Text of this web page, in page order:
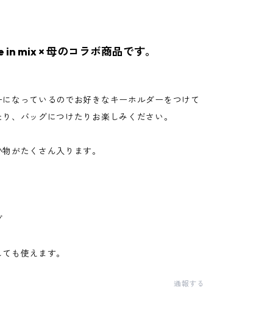
mix × 母のコラボ商品です。
なっているのでお好きなキーホルダーをつけて
、バッグにつけたりお楽しみください。
がたくさん入ります。
も使えます。
通報する